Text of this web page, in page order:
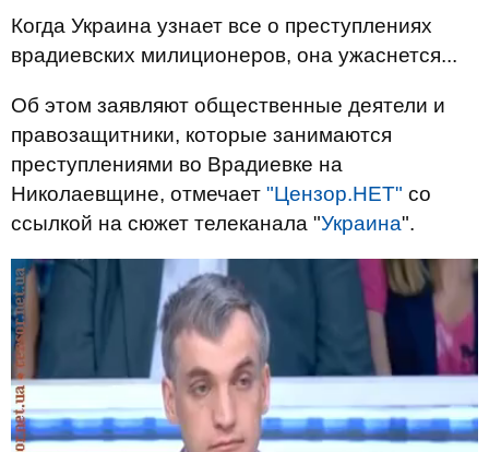
Когда Украина узнает все о преступлениях
врадиевских милиционеров, она ужаснется...
Об этом заявляют общественные деятели и
правозащитники, которые занимаются
преступлениями во Врадиевке на
Николаевщине, отмечает "Цензор.НЕТ" со
ссылкой на сюжет телеканала "Украина".